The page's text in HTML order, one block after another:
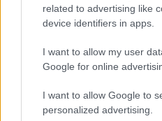
related to advertising like
device identifiers in apps.
I want to allow my user
Google for online
I want to allow Google to
personalized advertising.
Continua a
LIFESTYLE